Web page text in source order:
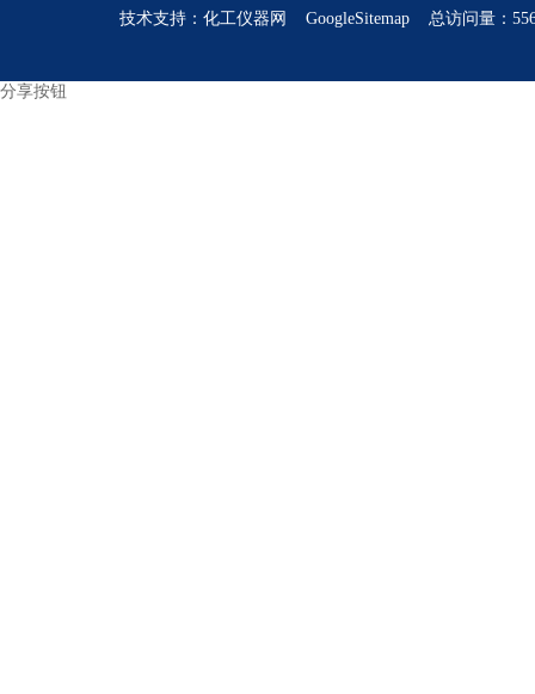
技术支持： 化工仪器网 GoogleSitemap 总访问量：
分享按钮